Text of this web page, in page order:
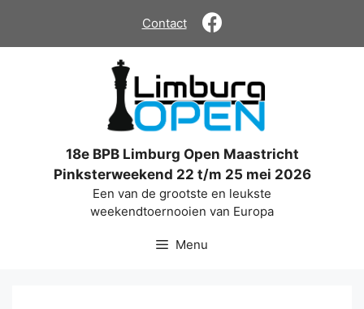
de
Contact
18e BPB Limburg Open Maastricht
Pinksterweekend 22 t/m 25 mei 2026
Een van de grootste en leukste
weekendtoernooien van Europa
Menu